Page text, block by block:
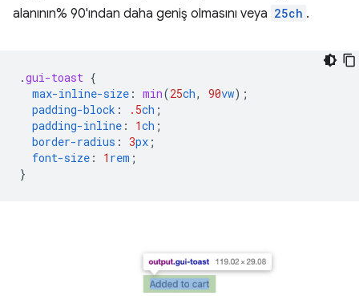
alanının% 90'ından daha geniş olmasını veya 25ch .
.gui-toast {
max-inline-size : min(25ch, 90vw);
padding-block : .5ch ;
padding-inline : 1ch ;
border-radius : 3px ;
font-size : 1 rem ;
}